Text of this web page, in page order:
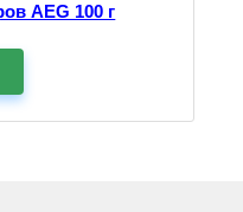
AEG 100 г